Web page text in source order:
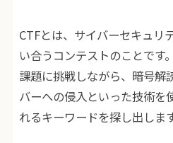
CTFとは、サイバーセキュリ
い合うコンテストのことです
課題に挑戦しながら、暗号解
バーへの侵入といった技術を
れるキーワードを探し出します